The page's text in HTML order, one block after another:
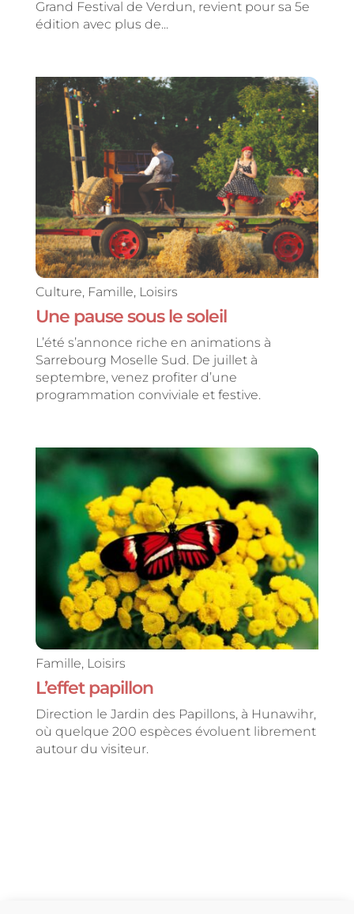
Grand Festival de Verdun, revient pour sa 5e
édition avec plus de...
Culture, Famille, Loisirs
Une pause sous le soleil
L’été s’annonce riche en animations à
Sarrebourg Moselle Sud. De juillet à
septembre, venez profiter d’une
programmation conviviale et festive.
Famille, Loisirs
L’effet papillon
Direction le Jardin des Papillons, à Hunawihr,
où quelque 200 espèces évoluent librement
autour du visiteur.